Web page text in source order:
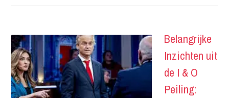
Belangrijke
Inzichten uit
de I & O
Peiling: